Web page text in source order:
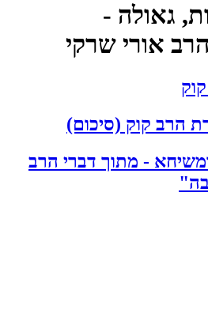
גאולה -
אורי שרקי
הרב קוק (סיכום)
- מתוך דברי הרב